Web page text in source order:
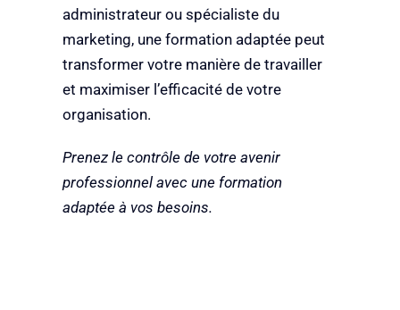
administrateur ou spécialiste du
marketing, une formation adaptée peut
transformer votre manière de travailler
et maximiser l’efficacité de votre
organisation.
Prenez le contrôle de votre avenir
professionnel avec une formation
adaptée à vos besoins.